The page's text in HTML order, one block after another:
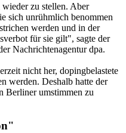
zu stellen. Aber
sich unrühmlich benommen
werden und in der
für sie gilt", sagte der
Nachrichtenagentur dpa.
nicht her, dopingbelastete
werden. Deshalb hatte der
Berliner umstimmen zu